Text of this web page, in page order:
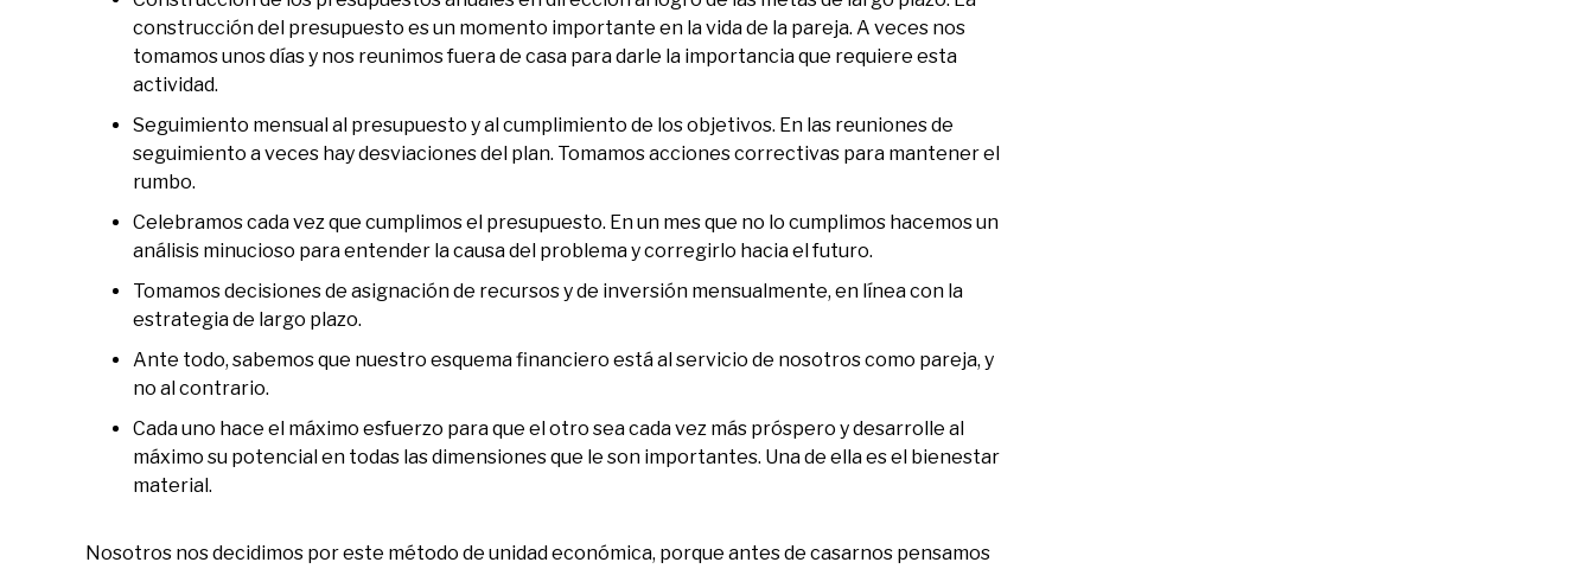
construcción del presupuesto es un momento importante en la vida de la pareja. A veces nos
tomamos unos días y nos reunimos fuera de casa para darle la importancia que requiere esta
actividad.
Seguimiento mensual al presupuesto y al cumplimiento de los objetivos. En las reuniones de
seguimiento a veces hay desviaciones del plan. Tomamos acciones correctivas para mantener el
rumbo.
Celebramos cada vez que cumplimos el presupuesto. En un mes que no lo cumplimos hacemos un
análisis minucioso para entender la causa del problema y corregirlo hacia el futuro.
Tomamos decisiones de asignación de recursos y de inversión mensualmente, en línea con la
estrategia de largo plazo.
Ante todo, sabemos que nuestro esquema financiero está al servicio de nosotros como pareja, y
no al contrario.
Cada uno hace el máximo esfuerzo para que el otro sea cada vez más próspero y desarrolle al
máximo su potencial en todas las dimensiones que le son importantes. Una de ella es el bienestar
material.
Nosotros nos decidimos por este método de unidad económica, porque antes de casarnos pensamos